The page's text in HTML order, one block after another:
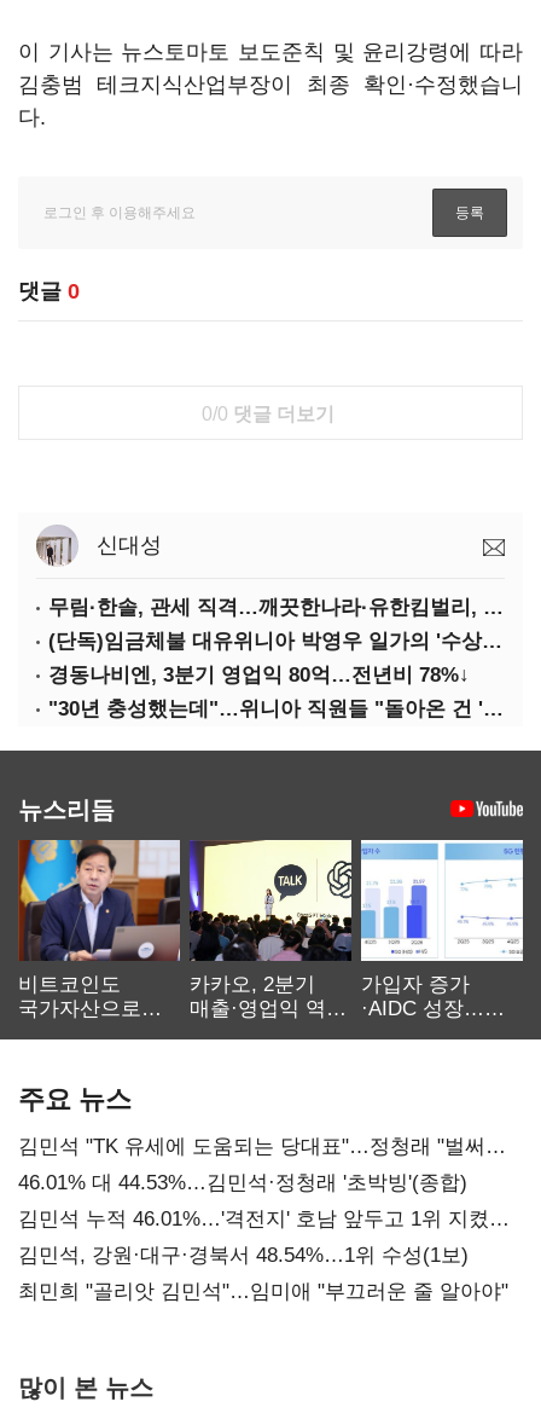
이 기사는 뉴스토마토 보도준칙 및 윤리강령에 따라
김충범 테크지식산업부장이 최종 확인·수정했습니
다.
댓글 0
0/0 댓글 더보기
신대성
무림·한솔, 관세 직격…깨끗한나라·유한킴벌리, 수익성 악화
(단독)임금체불 대유위니아 박영우 일가의 '수상한 별장'
경동나비엔, 3분기 영업익 80억…전년비 78%↓
"30년 충성했는데"…위니아 직원들 "돌아온 건 '배신'"
뉴스리듬
비트코인도
국가자산으로…'
카카오, 2분기
매출·영업익 역대
가입자 증가
·AIDC 성장…
주요 뉴스
김민석 "TK 유세에 도움되는 당대표"…정청래 "벌써
대표된 양 당직 배분"
46.01% 대 44.53%…김민석·정청래 '초박빙'(종합)
김민석 누적 46.01%…'격전지' 호남 앞두고 1위 지켰다
(2보)
김민석, 강원·대구·경북서 48.54%…1위 수성(1보)
최민희 "골리앗 김민석"…임미애 "부끄러운 줄 알아야"
많이 본 뉴스